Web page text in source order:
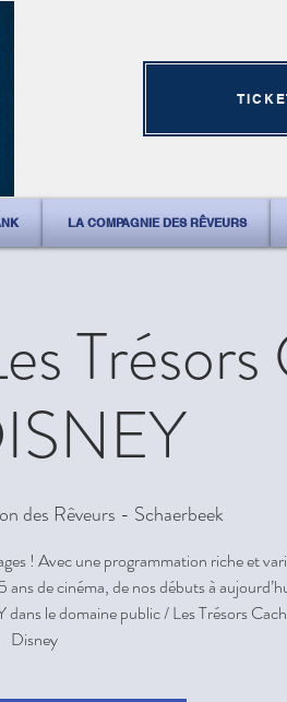
LA COMPAGNIE DES RÊVEURS
Trésors
des Rêveurs - Schaerbeek
! Avec une programmation riche et
de cinéma, de nos débuts à
le domaine public / Les Trésors
Disney